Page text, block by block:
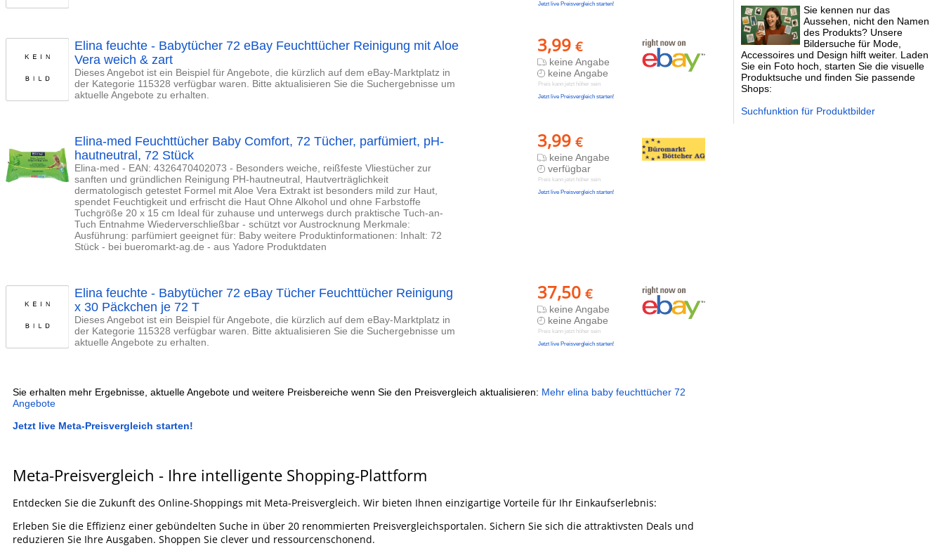
Jetzt live Preisvergleich starten!
3,99 €
keine Angabe
keine Angabe
Preis kann jetzt höher sein
Jetzt live Preisvergleich starten!
Elina feuchte - Babytücher 72 eBay Feuchttücher Reinigung mit Aloe
Vera weich & zart
Dieses Angebot ist ein Beispiel für Angebote, die kürzlich auf dem eBay-Marktplatz in
der Kategorie 115328 verfügbar waren. Bitte aktualisieren Sie die Suchergebnisse um
aktuelle Angebote zu erhalten.
3,99 €
keine Angabe
verfügbar
Preis kann jetzt höher sein
Jetzt live Preisvergleich starten!
Elina-med Feuchttücher Baby Comfort, 72 Tücher, parfümiert, pH-
hautneutral, 72 Stück
Elina-med - EAN: 4326470402073 - Besonders weiche, reißfeste Vliestücher zur
sanften und gründlichen Reinigung PH-hautneutral, Hautverträglichkeit
dermatologisch getestet Formel mit Aloe Vera Extrakt ist besonders mild zur Haut,
spendet Feuchtigkeit und erfrischt die Haut Ohne Alkohol und ohne Farbstoffe
Tuchgröße 20 x 15 cm Ideal für zuhause und unterwegs durch praktische Tuch-an-
Tuch Entnahme Wiederverschließbar - schützt vor Austrocknung Merkmale:
Ausführung: parfümiert geeignet für: Baby weitere Produktinformationen: Inhalt: 72
Stück - bei bueromarkt-ag.de - aus Yadore Produktdaten
37,50 €
keine Angabe
keine Angabe
Preis kann jetzt höher sein
Jetzt live Preisvergleich starten!
Elina feuchte - Babytücher 72 eBay Tücher Feuchttücher Reinigung
x 30 Päckchen je 72 T
Dieses Angebot ist ein Beispiel für Angebote, die kürzlich auf dem eBay-Marktplatz in
der Kategorie 115328 verfügbar waren. Bitte aktualisieren Sie die Suchergebnisse um
aktuelle Angebote zu erhalten.
Sie erhalten mehr Ergebnisse, aktuelle Angebote und weitere Preisbereiche wenn Sie den Preisvergleich aktualisieren: Mehr elina baby feuchttücher 72
Angebote
Jetzt live Meta-Preisvergleich starten!
Meta-Preisvergleich - Ihre intelligente Shopping-Plattform
Entdecken Sie die Zukunft des Online-Shoppings mit Meta-Preisvergleich. Wir bieten Ihnen einzigartige Vorteile für Ihr Einkaufserlebnis:
Erleben Sie die Effizienz einer gebündelten Suche in über 20 renommierten Preisvergleichsportalen. Sichern Sie sich die attraktivsten Deals und
reduzieren Sie Ihre Ausgaben. Shoppen Sie clever und ressourcenschonend.
Sie kennen nur das
Aussehen, nicht den Namen
des Produkts? Unsere
Bildersuche für Mode,
Accessoires und Design hilft weiter. Laden
Sie ein Foto hoch, starten Sie die visuelle
Produktsuche und finden Sie passende
Shops:
Suchfunktion für Produktbilder